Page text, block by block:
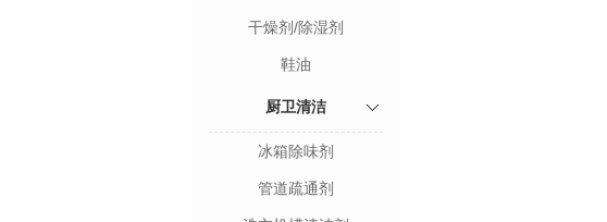
干燥剂/除湿剂
鞋油
厨卫清洁
冰箱除味剂
管道疏通剂